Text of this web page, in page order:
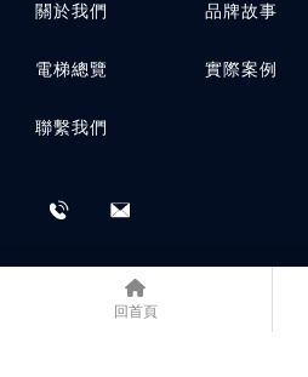
回首頁
關於我們 品牌故事
電梯總覽 實際案例
聯繫我們
電梯公司 台中電梯公司